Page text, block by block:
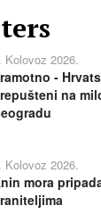
Kolovoz 2026.
-
na
Kolovoz 2026.
mora